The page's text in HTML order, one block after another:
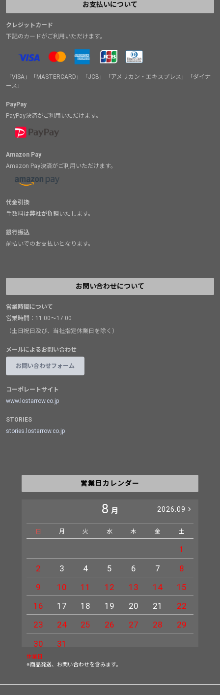
お支払いについて
クレジットカード
下記のカードがご利用いただけます。
「VISA」「MASTERCARD」「JCB」「アメリカン・エキスプレス」「ダイナ
ース」
PayPay
PayPay決済がご利用いただけます。
Amazon Pay
Amazon Pay決済がご利用いただけます。
代金引換
手数料は弊社が負担いたします。
銀行振込
前払いでのお支払いとなります。
お問い合わせについて
営業時間について
営業時間：11:00～17:00
（土日祝日及び、当社指定休業日を除く）
メールによるお問い合わせ
お問い合わせフォーム
コーポレートサイト
www.lostarrow.co.jp
STORIES
stories.lostarrow.co.jp
営業日カレンダー
8 月 2026.09
日 月 火 水 木 金 土
1
2
3 4 5 6 7
8
9
10 11 12 13 14
15
16
17 18 19 20 21
22
23
24 25 26 27 28
29
30
31
休業日
※商品発送、お問い合わせを含みます。